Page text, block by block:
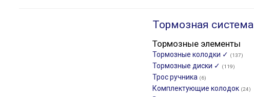
Тормозная система
Тормозные элементы
Тормозные колодки ✓ (137)
Тормозные диски ✓ (119)
Трос ручника (6)
Комплектующие колодок (24)